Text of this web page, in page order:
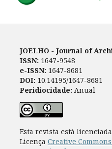
JOELHO - Journal of
ISSN: 1647-9548
e-ISSN: 1647-8681
DOI: 10.14195/1647-8681
Peridiocidade: Anual
Esta revista está
Licença Creative